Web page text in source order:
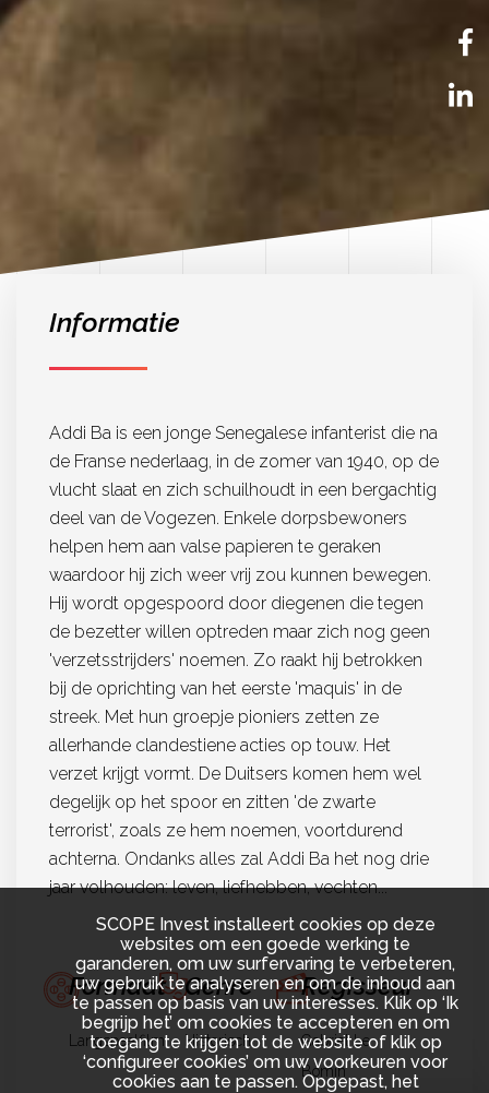
EN
Informatie
Addi Ba is een jonge Senegalese infanterist die na
de Franse nederlaag, in de zomer van 1940, op de
vlucht slaat en zich schuilhoudt in een bergachtig
deel van de Vogezen. Enkele dorpsbewoners
helpen hem aan valse papieren te geraken
waardoor hij zich weer vrij zou kunnen bewegen.
Hij wordt opgespoord door diegenen die tegen
de bezetter willen optreden maar zich nog geen
'verzetsstrijders' noemen. Zo raakt hij betrokken
bij de oprichting van het eerste 'maquis' in de
streek. Met hun groepje pioniers zetten ze
allerhande clandestiene acties op touw. Het
verzet krijgt vormt. De Duitsers komen hem wel
degelijk op het spoor en zitten 'de zwarte
terrorist', zoals ze hem noemen, voortdurend
achterna. Ondanks alles zal Addi Ba het nog drie
jaar volhouden: leven, liefhebben, vechten...
Formaat
Langspeelfilm
Genre
Historisch
Regisseur
Gabriel Le
Bomin
SCOPE Invest installeert cookies op deze
websites om een goede werking te
garanderen, om uw surfervaring te verbeteren,
uw gebruik te analyseren en om de inhoud aan
te passen op basis van uw interesses. Klik op ‘Ik
begrijp het’ om cookies te accepteren en om
toegang te krijgen tot de website of klik op
‘configureer cookies’ om uw voorkeuren voor
cookies aan te passen. Opgepast, het